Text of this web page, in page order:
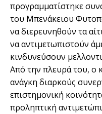
προγραμματίστηκε
του Μπενάκειου
να διερευνηθούν τα
να αντιμετωπιστούν
κινδυνεύσουν
Από την πλευρά του, ο
ανάγκη διαρκούς
επιστημονική
προληπτική